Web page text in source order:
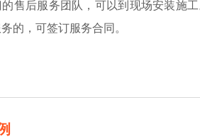
售后服务团队，可以到现场安装施
的，可签订服务合同。